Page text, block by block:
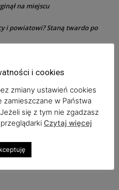
na miejscu
i powiatowi? Staną twardo po
Club” i Feel The Emotions
i cookies
zmiany ustawień cookies
zamieszczane w Państwa
się z tym nie zgadzasz
Czytaj więcej